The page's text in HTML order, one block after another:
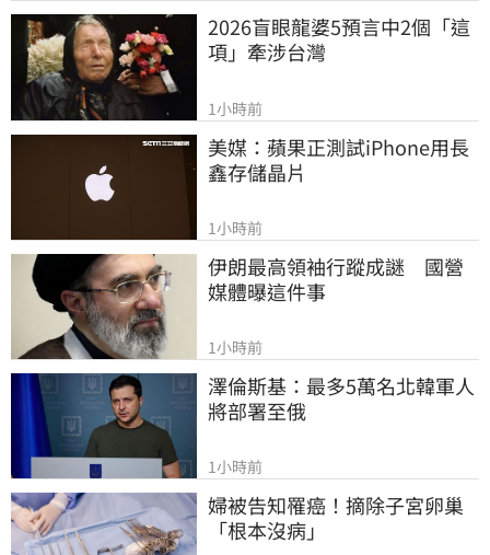
2026盲眼龍婆5預言中2個「這
項」牽涉台灣
1小時前
美媒：蘋果正測試iPhone用長
鑫存儲晶片
1小時前
伊朗最高領袖行蹤成謎　國營
媒體曝這件事
1小時前
澤倫斯基：最多5萬名北韓軍人
將部署至俄
1小時前
婦被告知罹癌！摘除子宮卵巢
「根本沒病」